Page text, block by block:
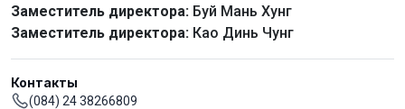
Заместитель директора: Буй Мань Хунг
Заместитель директора: Као Динь Чунг
Контакты
(084) 24 38266809